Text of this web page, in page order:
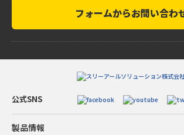
フォームからお問い合わ
公式SNS
製品情報